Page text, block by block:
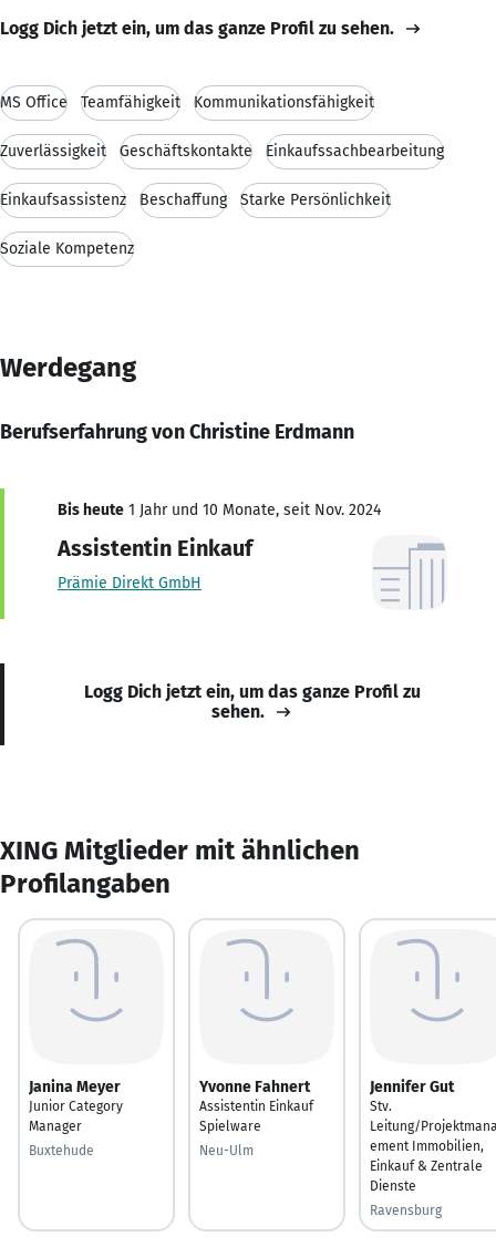
Logg Dich jetzt ein, um das ganze Profil zu sehen.
MS Office Teamfähigkeit Kommunikationsfähigkeit
Zuverlässigkeit Geschäftskontakte Einkaufssachbearbeitung
Einkaufsassistenz Beschaffung Starke Persönlichkeit
Soziale Kompetenz
Werdegang
Berufserfahrung von Christine Erdmann
Bis heute 1 Jahr und 10 Monate, seit Nov. 2024
Assistentin Einkauf
Prämie Direkt GmbH
Logg Dich jetzt ein, um das ganze Profil zu
sehen.
XING Mitglieder mit ähnlichen
Profilangaben
Janina Meyer
Junior Category
Manager
Buxtehude
Yvonne Fahnert
Assistentin Einkauf
Spielware
Neu-Ulm
Jennifer Gut
Stv.
Leitung/
ement Immobilien,
Einkauf & Zentrale
Dienste
Ravensburg